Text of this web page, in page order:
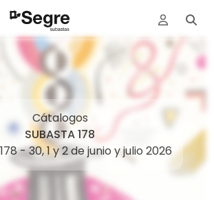
Cátalogos
SUBASTA 178
- 30, 1 y 2 de junio y julio 2026